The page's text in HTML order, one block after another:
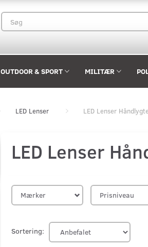
OUTDOOR & SPORT MILITÆR
LED Lenser LED Lenser
LED Lenser
Mærker Prisniveau
Sortering: